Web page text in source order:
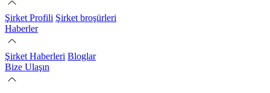
Şirket Profili Şirket broşürleri
Haberler
Şirket Haberleri Bloglar
Bize Ulaşın